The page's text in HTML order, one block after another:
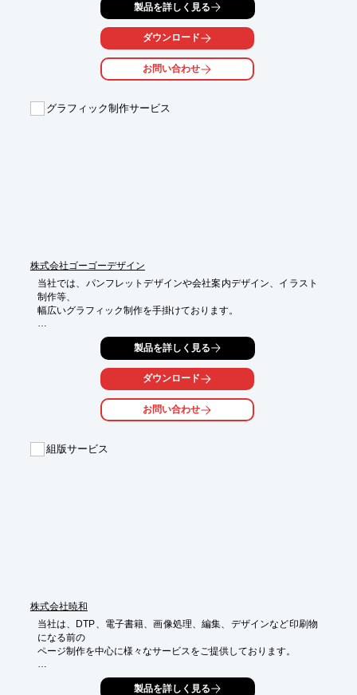
ポスター・広報誌など、企画提案からデザイン・印刷までワンス
トップで対応。
お会いしてお客様の頭の中にある考え・イメージを確認、
ニーズを明確にし印刷物に仕上げていきます。
まずはお気軽にお問い合わせください。
■リーフレット・パンフレット制作
製品を詳しく見る
ダウンロード
お問い合わせ
グラフィック制作サービス
株式会社ゴーゴーデザイン
当社では、パンフレットデザインや会社案内デザイン、イラスト
制作等、
幅広いグラフィック制作を手掛けております。
企画・構成、ライティング、撮影、グラフィックデザインまで、
一貫した制作が可能です。
ご要望の際はお気軽にお問い合わせください。
【サービス内容】
■会社案内デザイン
■カタログデザイン
製品を詳しく見る
ダウンロード
お問い合わせ
組版サービス
株式会社暁和
当社は、DTP、電子書籍、画像処理、編集、デザインなど印刷物
になる前の
ページ制作を中心に様々なサービスをご提供しております。
経験豊富なオペレーターが、雑誌・書籍・カタログ・その他オー
製品を詳しく見る